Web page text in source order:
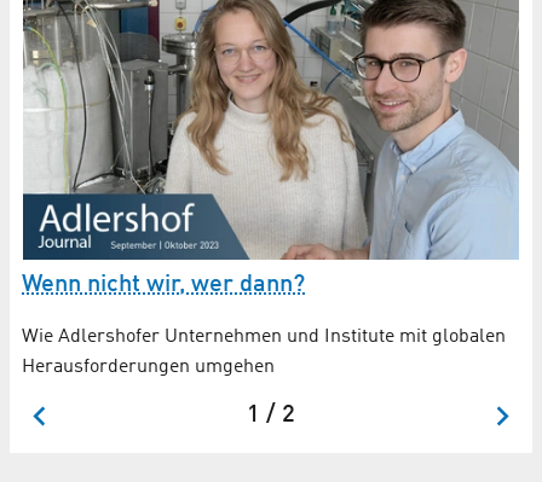
Wenn nicht wir, wer dann?
Wie Adlershofer Unternehmen und Institute mit globalen
Herausforderungen umgehen
1 / 2